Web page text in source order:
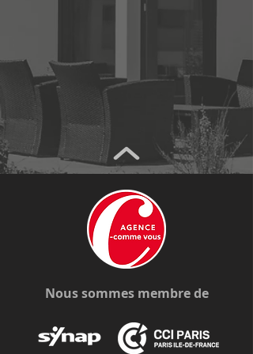
Nous sommes membre de